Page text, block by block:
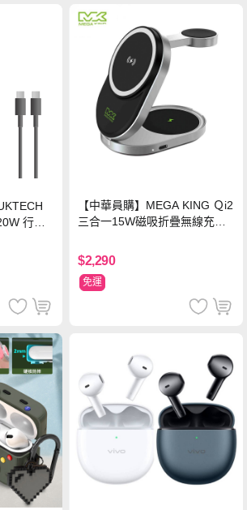
行動
【中華員購】MEGA KING Ｑi2
三合一15W磁吸折疊無線充電
$2,290
免運